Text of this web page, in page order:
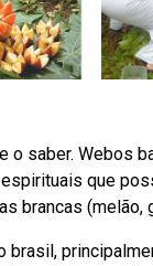
saber. Webos
que
brancas (melão,
brasil,